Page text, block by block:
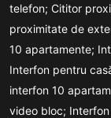
telefon; Cititor
proximitate de
10 apartamente;
Interfon pentru
interfon 10
video bloc;